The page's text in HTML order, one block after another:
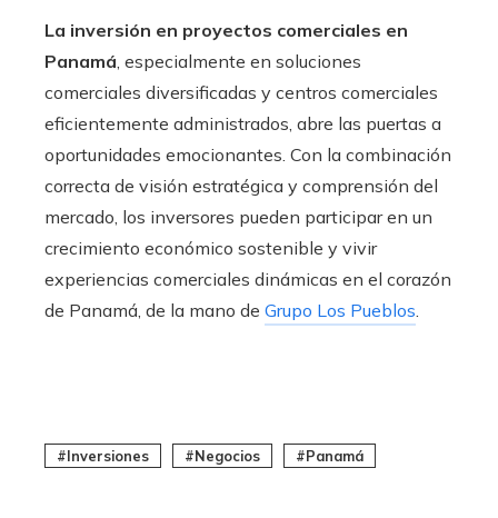
La inversión en proyectos comerciales en
Panamá , especialmente en soluciones
comerciales diversificadas y centros comerciales
eficientemente administrados, abre las puertas a
oportunidades emocionantes. Con la combinación
correcta de visión estratégica y comprensión del
mercado, los inversores pueden participar en un
crecimiento económico sostenible y vivir
experiencias comerciales dinámicas en el corazón
de Panamá, de la mano de Grupo Los Pueblos
Inversiones Negocios Panamá